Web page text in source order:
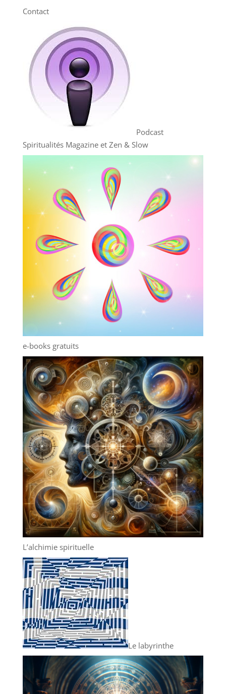
Contact
Podcast
Spiritualités Magazine et Zen & Slow
e-books gratuits
L’alchimie spirituelle
Le labyrinthe